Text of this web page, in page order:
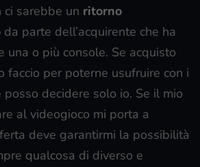
sarebbe un ritorno
da parte dell’acquirente che ha
una o più console. Se acquisto
faccio per poterne usufruire con i
decidere solo io. Se il mio
al videogioco mi porta a
deve garantirmi la possibilità
qualcosa di diverso e